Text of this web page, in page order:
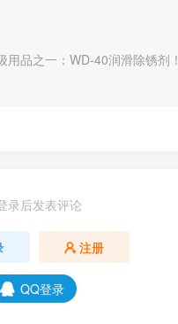
品之一：WD-40润滑除锈剂！
录后发表评论
注册
QQ登录